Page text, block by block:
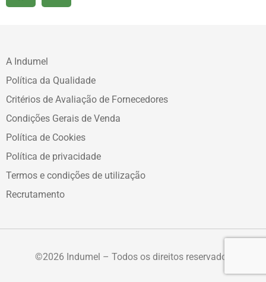
A Indumel
Política da Qualidade
Critérios de Avaliação de Fornecedores
Condições Gerais de Venda
Política de Cookies
Política de privacidade
Termos e condições de utilização
Recrutamento
©2026 Indumel – Todos os direitos reservados